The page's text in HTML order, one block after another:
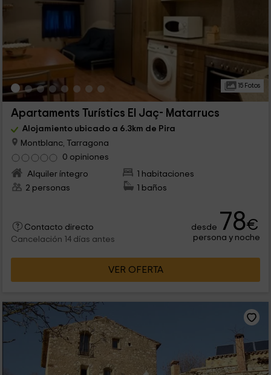
15 Fotos
Apartaments Turístics El Jaç- Matarrucs
Alojamiento ubicado a 6.3km de Pira
Montblanc, Tarragona
0 opiniones
Alquiler íntegro
1 habitaciones
2 personas
1 baños
Contacto directo
Cancelación 14 días antes
desde 78€
persona y noche
VER OFERTA